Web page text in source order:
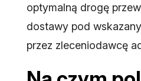
optymalną drogę
dostawy pod wskazany
przez zleceniodawcę